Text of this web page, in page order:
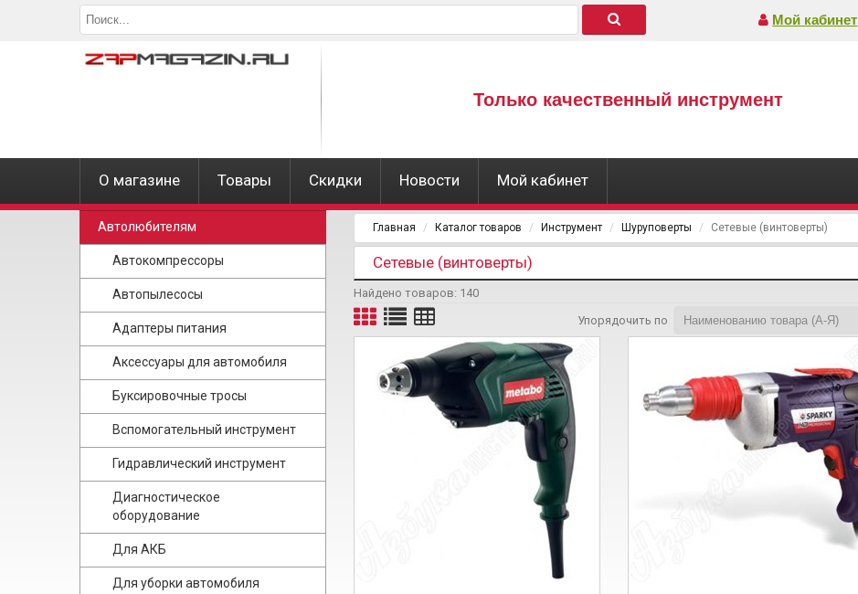
Мой кабинет
Только качественный инструмент
О магазине Товары Скидки Новости Мой кабинет
Автолюбителям
Автокомпрессоры
Автопылесосы
Адаптеры питания
Аксессуары для автомобиля
Буксировочные тросы
Вспомогательный инструмент
Гидравлический инструмент
Диагностическое
оборудование
Для АКБ
Для уборки автомобиля
Главная Каталог товаров Инструмент Шуруповерты Сетевые (винтоверты)
Сетевые (винтоверты)
Найдено товаров: 140
Упорядочить по